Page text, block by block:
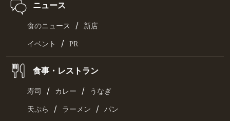
ニュース
食のニュース / 新店
イベント / PR
食事・レストラン
寿司 / カレー / うなぎ
天ぷら / ラーメン / パン